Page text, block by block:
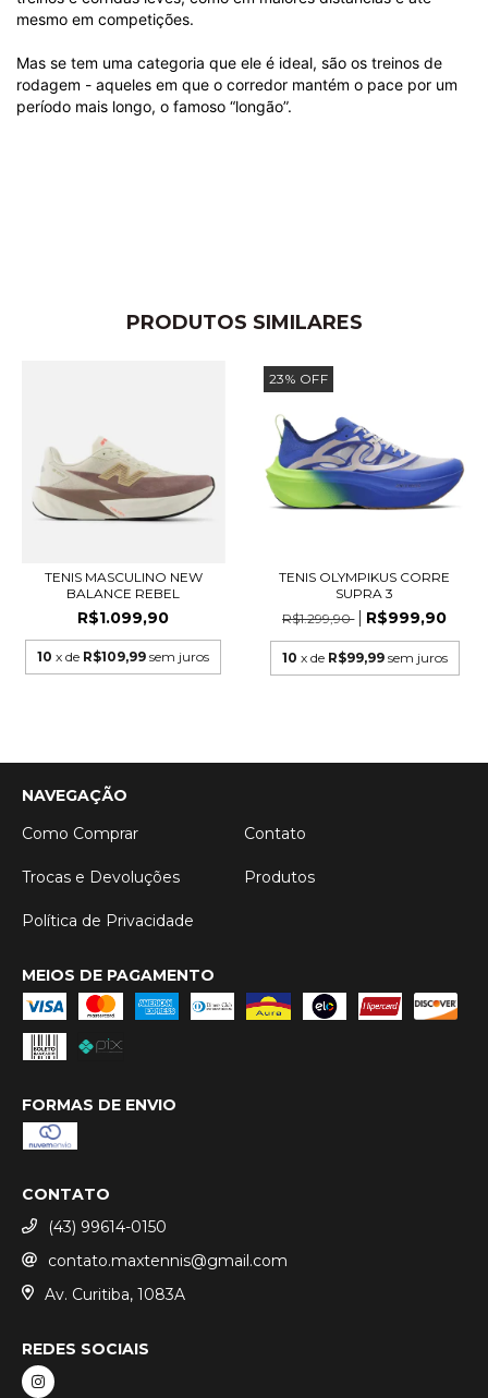
mesmo em competições.
Mas se tem uma categoria que ele é ideal, são os treinos de
rodagem - aqueles em que o corredor mantém o pace por um
período mais longo, o famoso “longão”.
PRODUTOS SIMILARES
TENIS MASCULINO NEW
BALANCE REBEL
R$1.099,90
10 x de R$109,99 sem juros
23% OFF
TENIS OLYMPIKUS CORRE
SUPRA 3
R$1.299,90
R$999,90
10 x de R$99,99 sem juros
NAVEGAÇÃO
Como Comprar
Contato
Trocas e Devoluções Produtos
Política de Privacidade
MEIOS DE PAGAMENTO
FORMAS DE ENVIO
CONTATO
(43) 99614-0150
contato.maxtennis@gmail.com
Av. Curitiba, 1083A
REDES SOCIAIS